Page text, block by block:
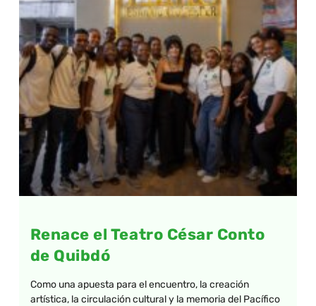
Renace el Teatro César Conto
de Quibdó
Como una apuesta para el encuentro, la creación
artística, la circulación cultural y la memoria del Pacífico